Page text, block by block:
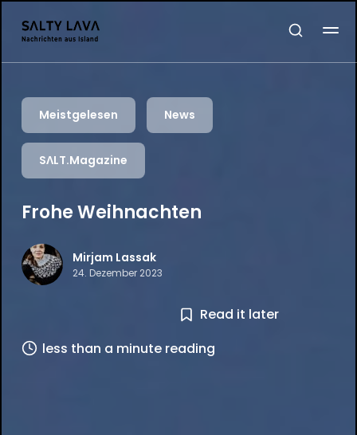
Meistgelesen News
SΛLT.Magazine
Frohe Weihnachten
Mirjam Lassak
24. Dezember 2023
Read it later
less than a minute reading